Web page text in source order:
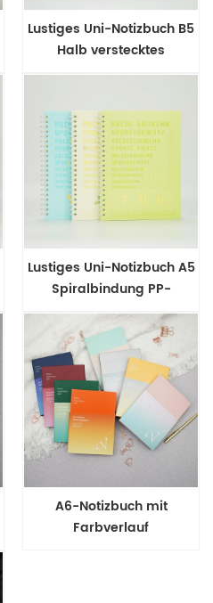
Lustiges Uni-Notizbuch B5
Halb verstecktes
Notizbuch mit
Lustiges Uni-Notizbuch A5
Spiralbindung PP-
Notizbuch
A6-Notizbuch mit
Farbverlauf